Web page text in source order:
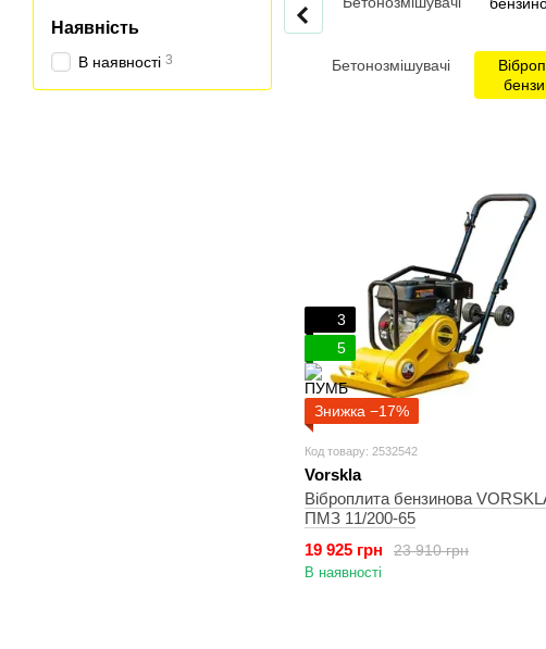
Бетонозмішувачі
3
5
Знижка −17%
Код товару: 2532542
Vorskla
Віброплита бензинова
ПМЗ 11/200-65
23 910 грн
19 925 грн
В наявності
Наявність
В наявності 3